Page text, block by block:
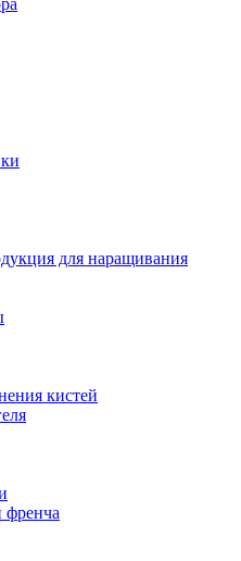
для наращивания
кистей
френча